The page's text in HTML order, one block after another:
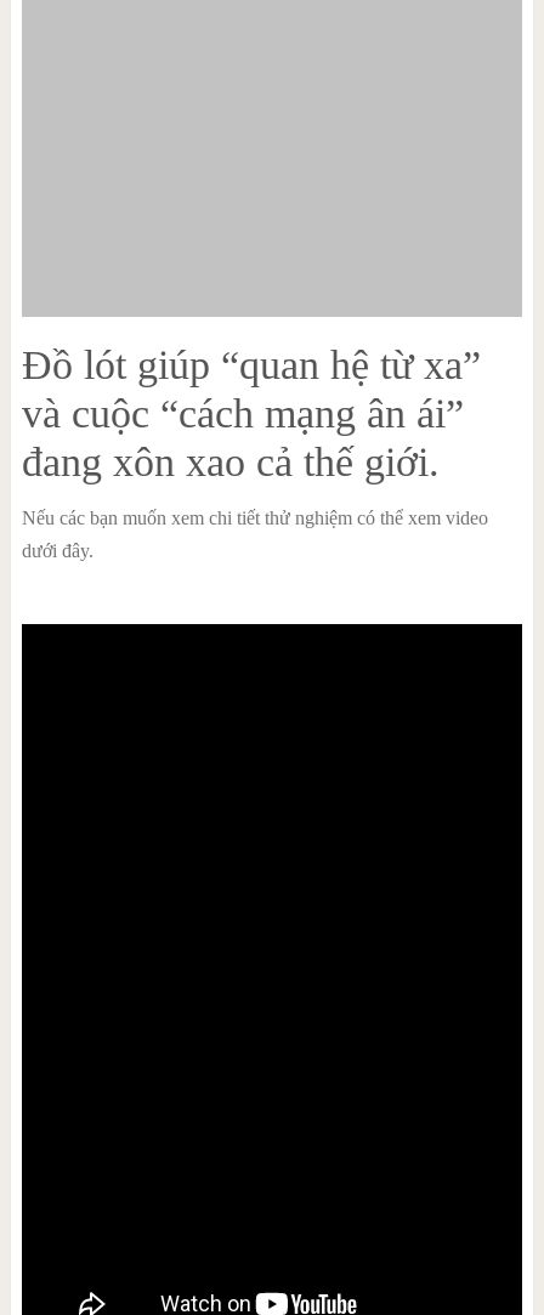
Đồ lót giúp “quan hệ từ xa”
và cuộc “cách mạng ân ái”
đang xôn xao cả thế giới.
Nếu các bạn muốn xem chi tiết thử nghiệm có thể xem video
dưới đây.